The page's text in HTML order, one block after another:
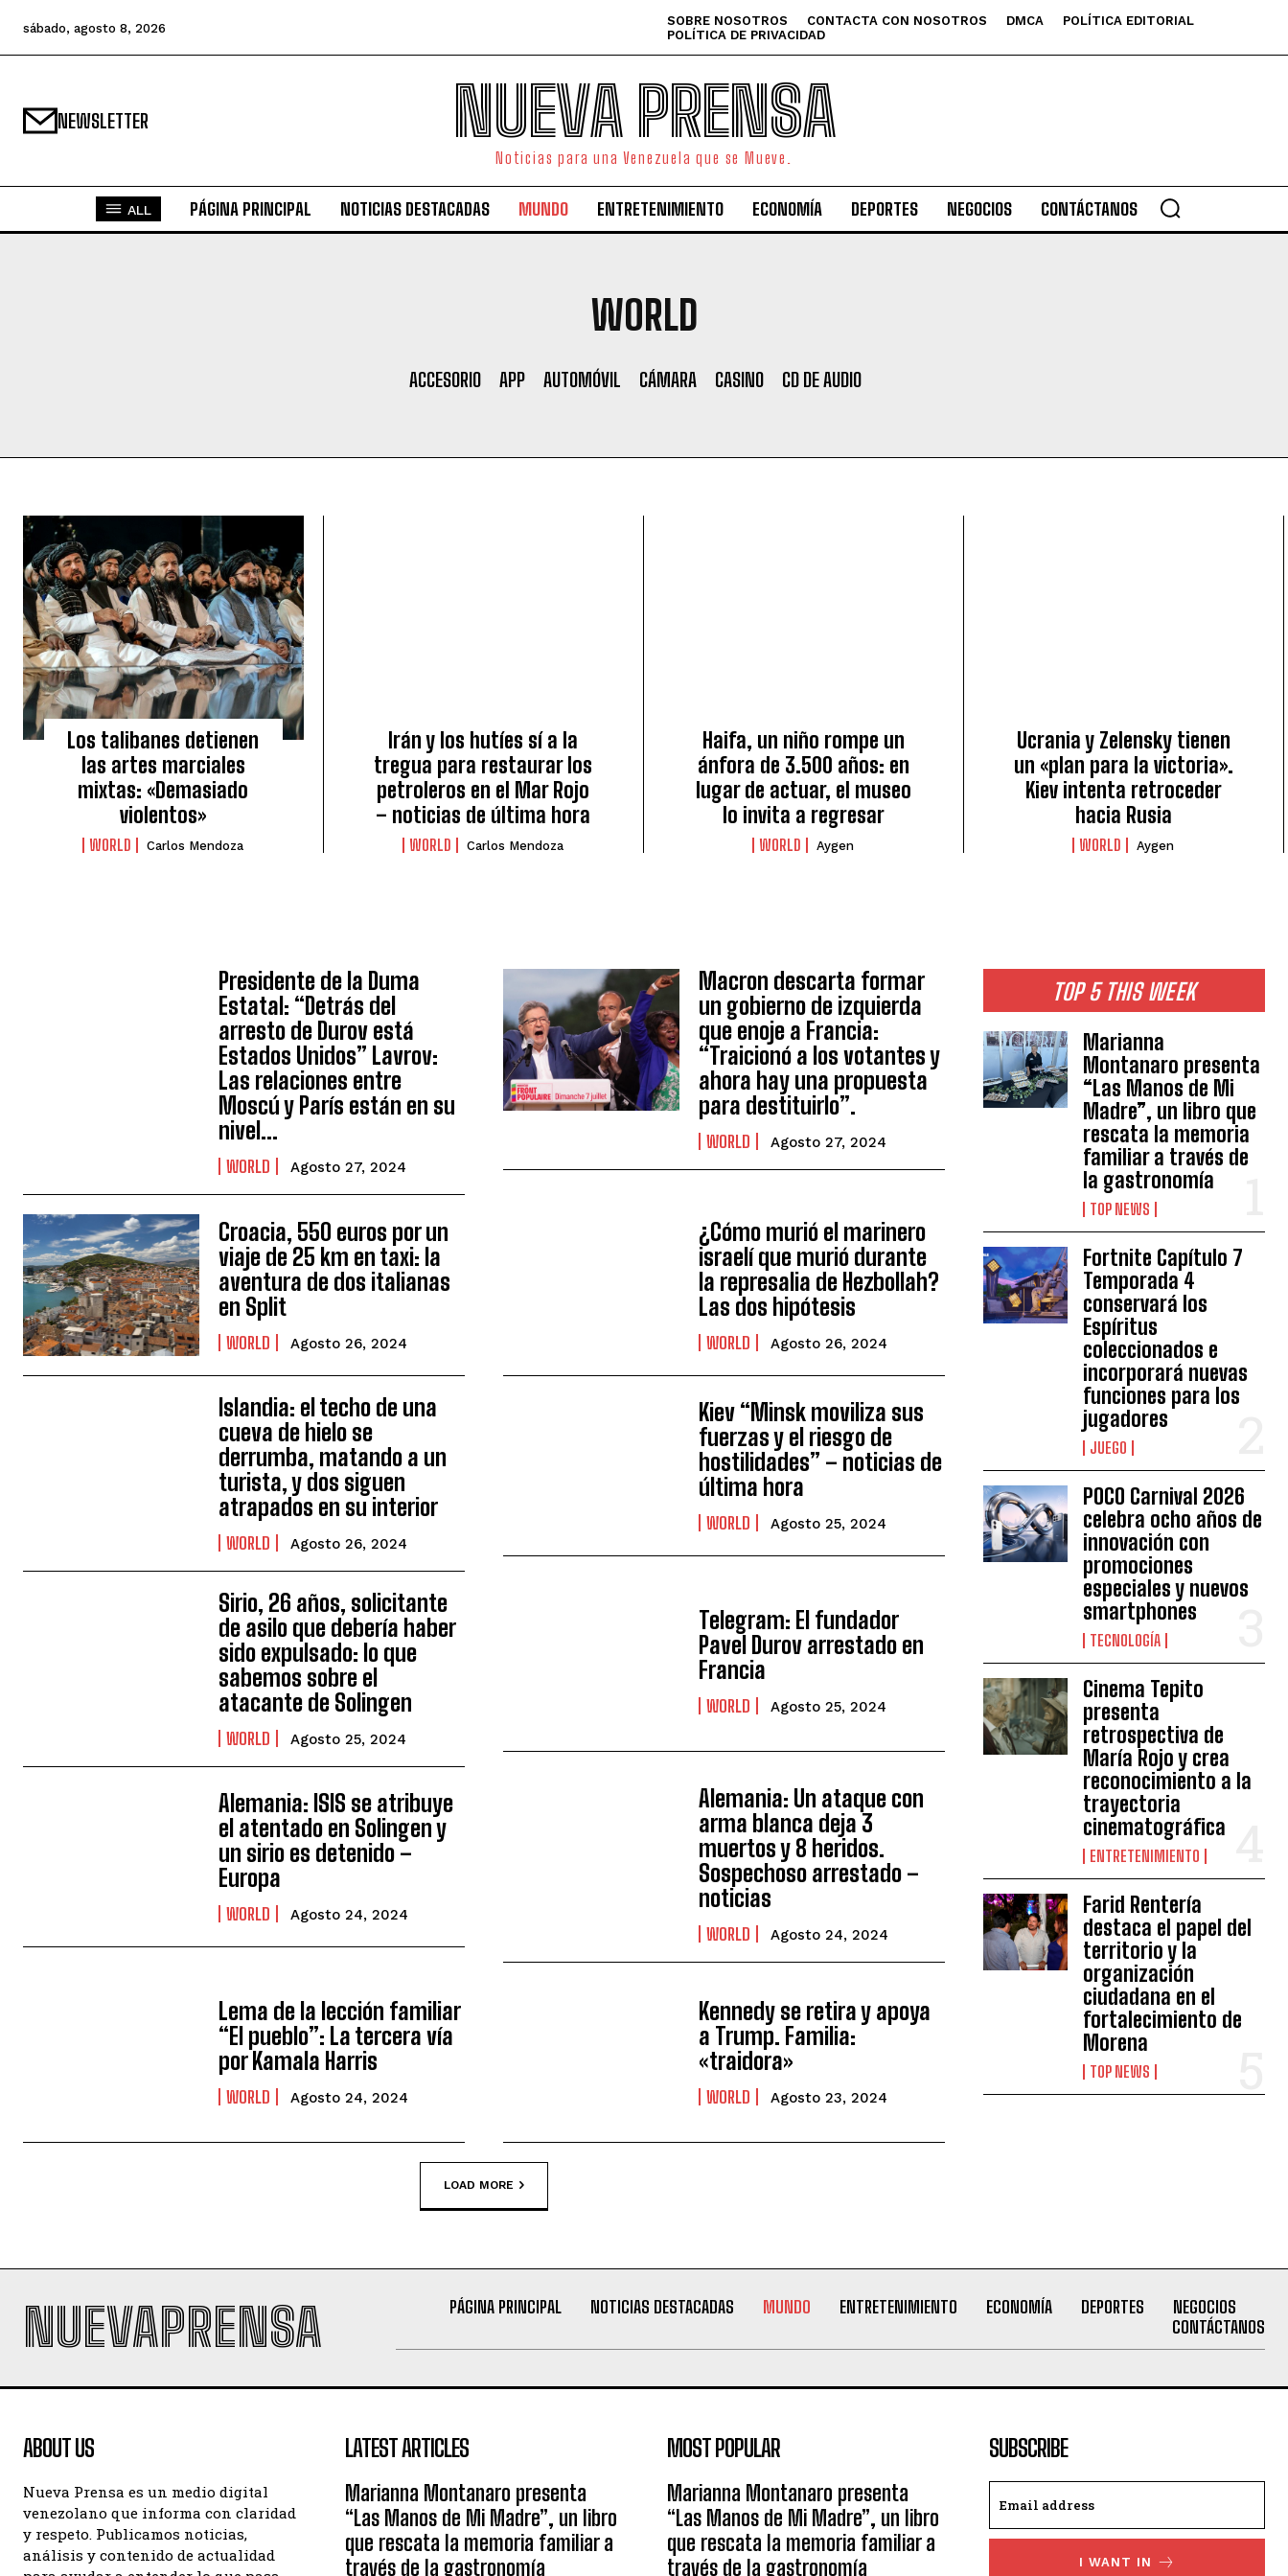
I WANT IN
I've read and accept thePrivacy Policy
sábado, agosto 8, 2026 SOBRE NOSOTROS CONTACTA CON NOSOTROS DMCA
POLÍTICA EDITORIAL
POLÍTICA DE PRIVACIDAD
NEWSLETTER NUEVA PRENSA
Noticias para una Venezuela que se Mueve.
ALL PÁGINA PRINCIPAL NOTICIAS DESTACADAS MUNDO ENTRETENIMIENTO ECONOMÍA DEPORTES NEGOCIOS CONTÁCTANOS
WORLD
ACCESORIO APP AUTOMÓVIL CÁMARA CASINO CD DE AUDIO
Los talibanes detienen
las artes marciales
mixtas: «Demasiado
violentos»
WORLD Carlos Mendoza
Irán y los hutíes sí a la
tregua para restaurar los
petroleros en el Mar Rojo
– noticias de última hora
WORLD Carlos Mendoza
Haifa, un niño rompe un
ánfora de 3.500 años: en
lugar de actuar, el museo
lo invita a regresar
WORLD Aygen
Ucrania y Zelensky tienen
un «plan para la victoria».
Kiev intenta retroceder
hacia Rusia
WORLD Aygen
Presidente de la Duma
Estatal: “Detrás del
arresto de Durov está
Estados Unidos” Lavrov:
Las relaciones entre
Moscú y París están en su
nivel...
WORLD Agosto 27, 2024
Macron descarta formar
un gobierno de izquierda
que enoje a Francia:
“Traicionó a los votantes y
ahora hay una propuesta
para destituirlo”.
WORLD Agosto 27, 2024
Croacia, 550 euros por un
viaje de 25 km en taxi: la
aventura de dos italianas
en Split
WORLD Agosto 26, 2024
¿Cómo murió el marinero
israelí que murió durante
la represalia de Hezbollah?
Las dos hipótesis
WORLD Agosto 26, 2024
Islandia: el techo de una
cueva de hielo se
derrumba, matando a un
turista, y dos siguen
atrapados en su interior
WORLD Agosto 26, 2024
Kiev “Minsk moviliza sus
fuerzas y el riesgo de
hostilidades” – noticias de
última hora
WORLD Agosto 25, 2024
Sirio, 26 años, solicitante
de asilo que debería haber
sido expulsado: lo que
sabemos sobre el
atacante de Solingen
WORLD Agosto 25, 2024
Telegram: El fundador
Pavel Durov arrestado en
Francia
WORLD Agosto 25, 2024
Alemania: ISIS se atribuye
el atentado en Solingen y
un sirio es detenido –
Europa
WORLD Agosto 24, 2024
Alemania: Un ataque con
arma blanca deja 3
muertos y 8 heridos.
Sospechoso arrestado –
noticias
WORLD Agosto 24, 2024
Lema de la lección familiar
“El pueblo”: La tercera vía
por Kamala Harris
WORLD Agosto 24, 2024
Kennedy se retira y apoya
a Trump. Familia:
«traidora»
WORLD Agosto 23, 2024
LOAD MORE
TOP 5 THIS WEEK
Marianna
Montanaro presenta
“Las Manos de Mi
Madre”, un libro que
rescata la memoria
familiar a través de
la gastronomía
TOP NEWS
Fortnite Capítulo 7
Temporada 4
conservará los
Espíritus
coleccionados e
incorporará nuevas
funciones para los
jugadores
JUEGO
POCO Carnival 2026
celebra ocho años de
innovación con
promociones
especiales y nuevos
smartphones
TECNOLOGÍA
Cinema Tepito
presenta
retrospectiva de
María Rojo y crea
reconocimiento a la
trayectoria
cinematográfica
ENTRETENIMIENTO
Farid Rentería
destaca el papel del
territorio y la
organización
ciudadana en el
fortalecimiento de
Morena
TOP NEWS
NUEVAPRENSA PÁGINA PRINCIPAL NOTICIAS DESTACADAS MUNDO ENTRETENIMIENTO ECONOMÍA DEPORTES
NEGOCIOS
CONTÁCTANOS
ABOUT US
Nueva Prensa es un medio digital
venezolano que informa con claridad
y respeto. Publicamos noticias,
análisis y contenido de actualidad
LATEST ARTICLES
Marianna Montanaro presenta
“Las Manos de Mi Madre”, un libro
que rescata la memoria familiar a
través de la gastronomía
MOST POPULAR
Marianna Montanaro presenta
“Las Manos de Mi Madre”, un libro
que rescata la memoria familiar a
través de la gastronomía
SUBSCRIBE
I WANT IN